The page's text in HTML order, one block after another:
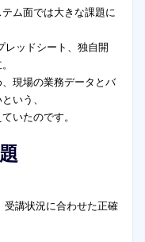
ム面では大きな課題に
ッドシート、独自開
現場の業務データとバ
いう、
いたのです。
受講状況に合わせた正確